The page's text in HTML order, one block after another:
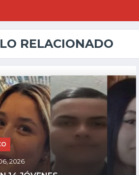
LO RELACIONADO
CHAPALA
Ago 05, 2026